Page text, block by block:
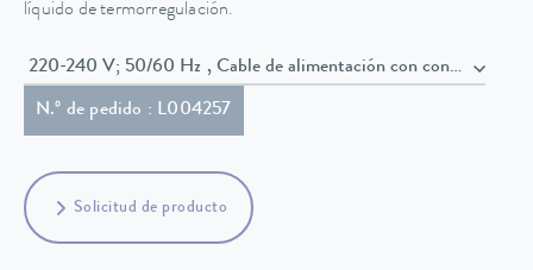
líquido de termorregulación.
220-240 V; 50/60 Hz , Cable de alimentación con
N.º de pedido : L004257
Solicitud de producto